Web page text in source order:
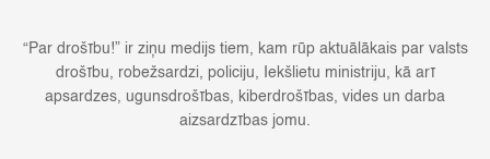
“Par drošību!” ir ziņu medijs tiem, kam rūp aktuālākais par valsts
drošību, robežsardzi, policiju, Iekšlietu ministriju, kā arī
apsardzes, ugunsdrošības, kiberdrošības, vides un darba
aizsardzības jomu.